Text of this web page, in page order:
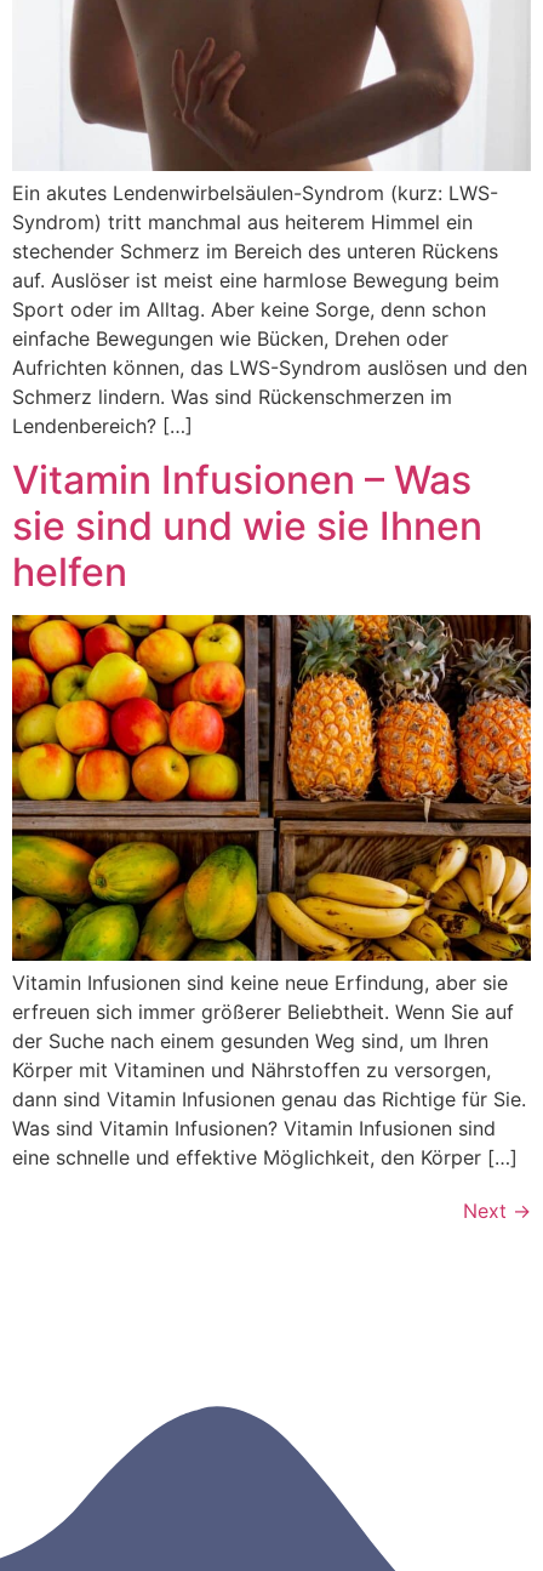
Ein akutes Lendenwirbelsäulen-Syndrom (kurz: LWS-
Syndrom) tritt manchmal aus heiterem Himmel ein
stechender Schmerz im Bereich des unteren Rückens
auf. Auslöser ist meist eine harmlose Bewegung beim
Sport oder im Alltag. Aber keine Sorge, denn schon
einfache Bewegungen wie Bücken, Drehen oder
Aufrichten können, das LWS-Syndrom auslösen und den
Schmerz lindern. Was sind Rückenschmerzen im
Lendenbereich? […]
Vitamin Infusionen – Was
sie sind und wie sie Ihnen
helfen
Vitamin Infusionen sind keine neue Erfindung, aber sie
erfreuen sich immer größerer Beliebtheit. Wenn Sie auf
der Suche nach einem gesunden Weg sind, um Ihren
Körper mit Vitaminen und Nährstoffen zu versorgen,
dann sind Vitamin Infusionen genau das Richtige für Sie.
Was sind Vitamin Infusionen? Vitamin Infusionen sind
eine schnelle und effektive Möglichkeit, den Körper […]
Next →